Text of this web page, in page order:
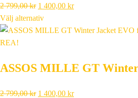
2 799,00kr Det
ursprungliga
priset
799,00 kr.
1 400,00 krDet
priset
400,00 kr.
Välj alternativ
REA!
ASSOS MILLE GT
2 799,00kr Det
1 400,00 krDet